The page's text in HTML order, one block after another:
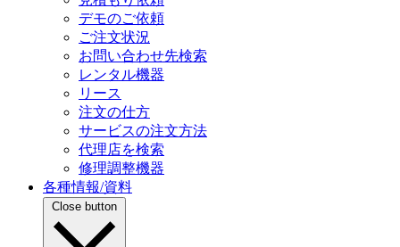
デモのご依頼
ご注文状況
お問い合わせ先検索
レンタル機器
リース
注文の仕方
サービスの注文方法
代理店を検索
修理調整機器
各種情報/資料
Close button